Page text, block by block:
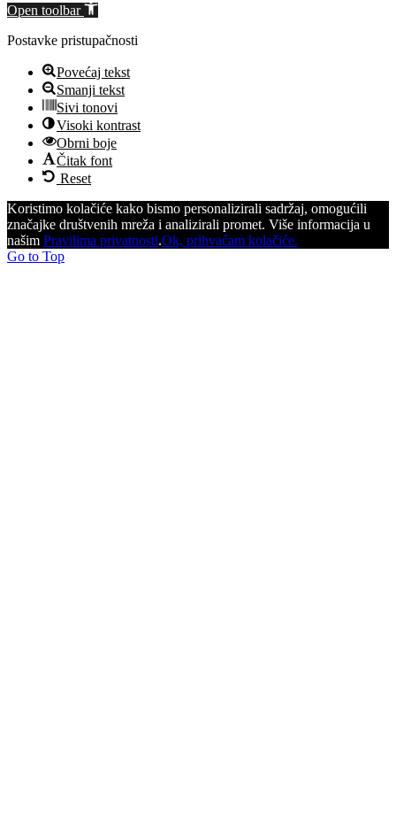
Open toolbar
Postavke pristupačnosti
Povećaj tekst
Smanji tekst
Sivi tonovi
Visoki kontrast
Obrni boje
Čitak font
Reset
Koristimo kolačiće kako bismo personalizirali sadržaj, omogućili
značajke društvenih mreža i analizirali promet. Više informacija u
našim Pravilima privatnosti.Ok, prihvaćam kolačiće.
Go to Top